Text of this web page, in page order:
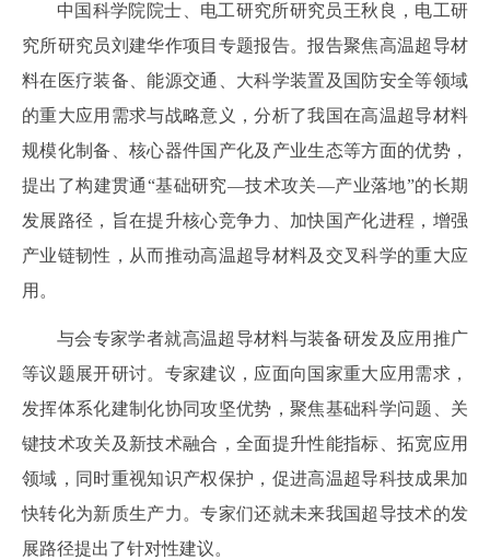
中国科学院院士、电工研究所研究员王秋良，电工研
究所研究员刘建华作项目专题报告。报告聚焦高温超导材
料在医疗装备、能源交通、大科学装置及国防安全等领域
的重大应用需求与战略意义，分析了我国在高温超导材料
规模化制备、核心器件国产化及产业生态等方面的优势，
提出了构建贯通“基础研究—技术攻关—产业落地”的长期
发展路径，旨在提升核心竞争力、加快国产化进程，增强
产业链韧性，从而推动高温超导材料及交叉科学的重大应
用。
与会专家学者就高温超导材料与装备研发及应用推广
等议题展开研讨。专家建议，应面向国家重大应用需求，
发挥体系化建制化协同攻坚优势，聚焦基础科学问题、关
键技术攻关及新技术融合，全面提升性能指标、拓宽应用
领域，同时重视知识产权保护，促进高温超导科技成果加
快转化为新质生产力。专家们还就未来我国超导技术的发
展路径提出了针对性建议。